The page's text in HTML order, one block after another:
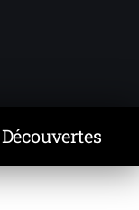
Découvertes